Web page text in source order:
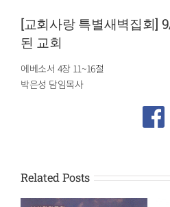
[교회사랑 특별새벽집회]
된 교회
에베소서 4장 11~16절
박은성 담임목사
Related Posts